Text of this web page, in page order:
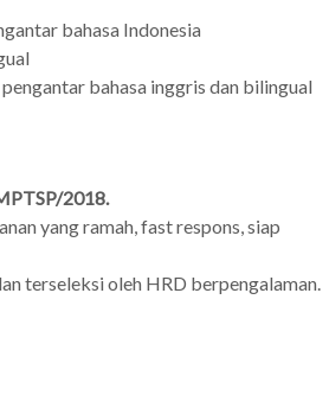
bahasa Indonesia
bahasa inggris dan bilingual
2018.
yang ramah, fast respons, siap
terseleksi oleh HRD berpengalaman.